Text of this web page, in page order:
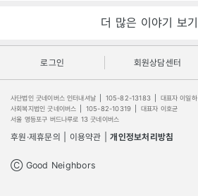
더 많은 이야기 보기
로그인 회원상담센터
사단법인 굿네이버스 인터내셔날 105-82-13183
대표자 이일하
사회복지법인 굿네이버스
105-82-10319
대표자 이호균
서울 영등포구 버드나루로 13 굿네이버스
후원·제휴문의 이용약관 개인정보처리방침
Ⓒ Good Neighbors